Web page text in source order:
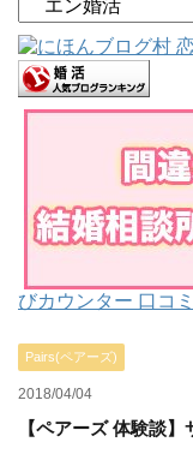
びカウンター 口コミ
Pairs(ペアーズ)
2018/04/04
【ペアーズ 体験談